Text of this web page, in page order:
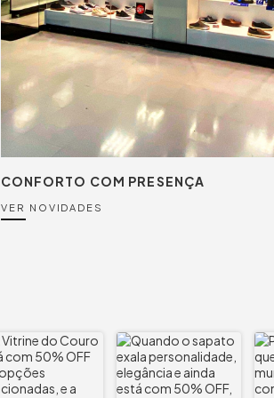
CONFORTO COM PRESENÇA
VER NOVIDADES